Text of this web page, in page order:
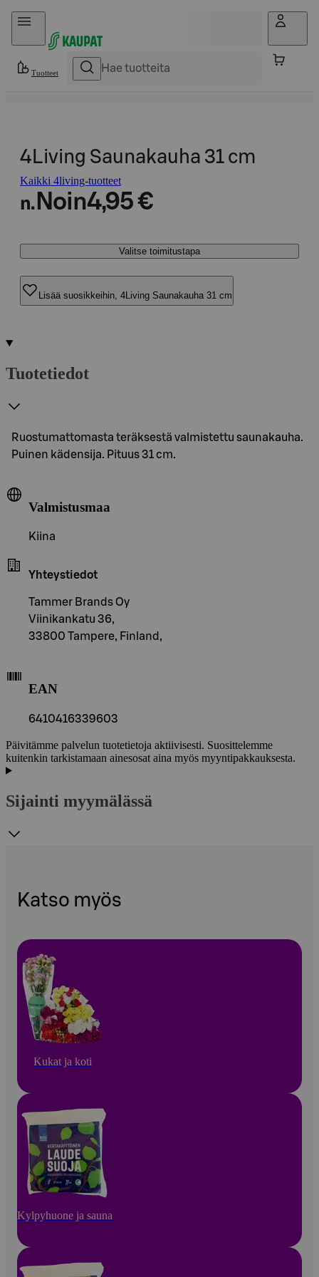
Hyppää sisältöön
Tuotteet
4Living Saunakauha 31 cm
Kaikki 4living-tuotteet
n. Noin4,95 €
Valitse toimitustapa
Lisää suosikkeihin, 4Living Saunakauha 31 cm
Tuotetiedot
Ruostumattomasta teräksestä valmistettu saunakauha.
Puinen kädensija. Pituus 31 cm.
Valmistusmaa
Kiina
Yhteystiedot
Tammer Brands Oy
Viinikankatu 36,
33800 Tampere, Finland,
EAN
6410416339603
Päivitämme palvelun tuotetietoja aktiivisesti. Suosittelemme
kuitenkin tarkistamaan ainesosat aina myös myyntipakkauksesta.
Sijainti myymälässä
Katso myös
Kukat ja koti
Kylpyhuone ja sauna